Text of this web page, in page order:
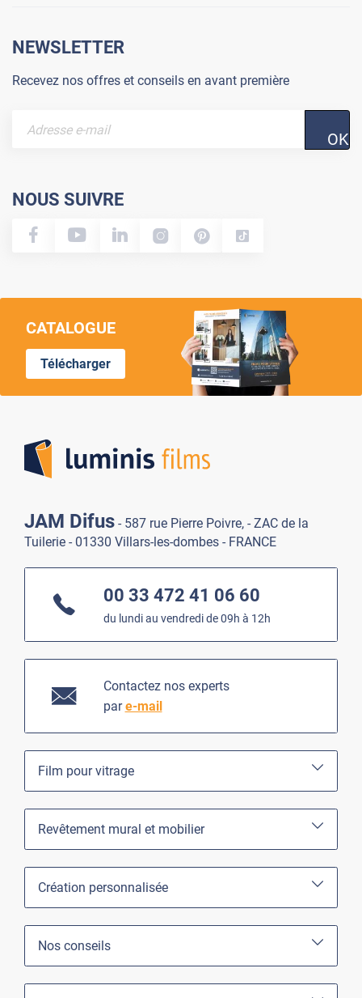
NEWSLETTER
Recevez nos offres et conseils en avant première
OK
NOUS SUIVRE
CATALOGUE
Télécharger
JAM Difus - 587 rue Pierre Poivre, - ZAC de la
Tuilerie - 01330 Villars-les-dombes - FRANCE
00 33 472 41 06 60
du lundi au vendredi de 09h à 12h
Contactez nos experts
pare-mail
Film pour vitrage
Revêtement mural et mobilier
Création personnalisée
Nos conseils